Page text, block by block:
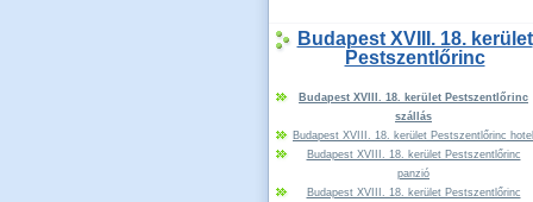
Budapest XVIII. 18. kerület
Pestszentlőrinc
Budapest XVIII. 18. kerület Pestszentlőrinc
szállás
Budapest XVIII. 18. kerület Pestszentlőrinc hotel
Budapest XVIII. 18. kerület Pestszentlőrinc
panzió
Budapest XVIII. 18. kerület Pestszentlőrinc